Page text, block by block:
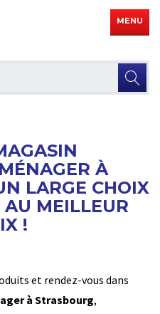
MENU
À
LARGE CHOIX
MEILLEUR
!
et rendez-vous dans
à Strasbourg,